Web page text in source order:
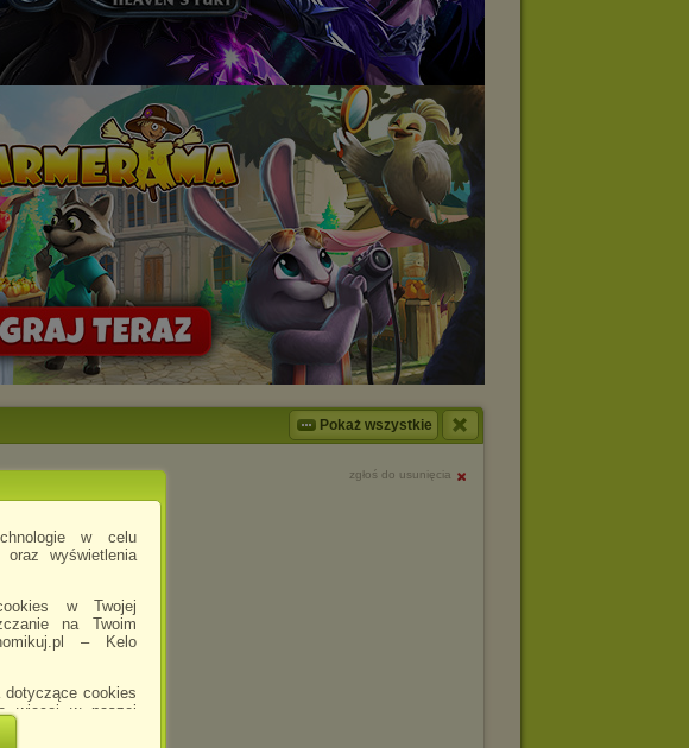
w celu
oraz wyświetlenia
w Twojej
na Twoim
– Kelo
cookies
więcej w naszej
Pokaż wszystkie
zgłoś do usunięcia